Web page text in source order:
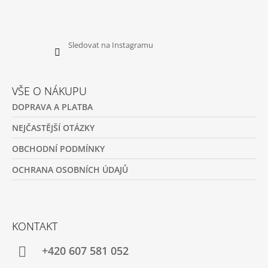
Sledovat na Instagramu
VŠE O NÁKUPU
DOPRAVA A PLATBA
NEJČASTĚJŠÍ OTÁZKY
OBCHODNÍ PODMÍNKY
OCHRANA OSOBNÍCH ÚDAJŮ
KONTAKT
+420 607 581 052